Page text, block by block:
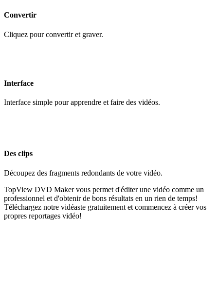
Convertir
Cliquez pour convertir et graver.
Interface
Interface simple pour apprendre et faire des vidéos.
Des clips
Découpez des fragments redondants de votre vidéo.
TopView DVD Maker vous permet d'éditer une vidéo comme un
professionnel et d'obtenir de bons résultats en un rien de temps!
Téléchargez notre vidéaste gratuitement et commencez à créer vos
propres reportages vidéo!